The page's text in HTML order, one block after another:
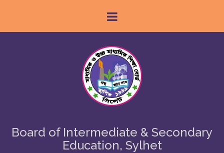
Board of Intermediate & Secondary
Education, Sylhet